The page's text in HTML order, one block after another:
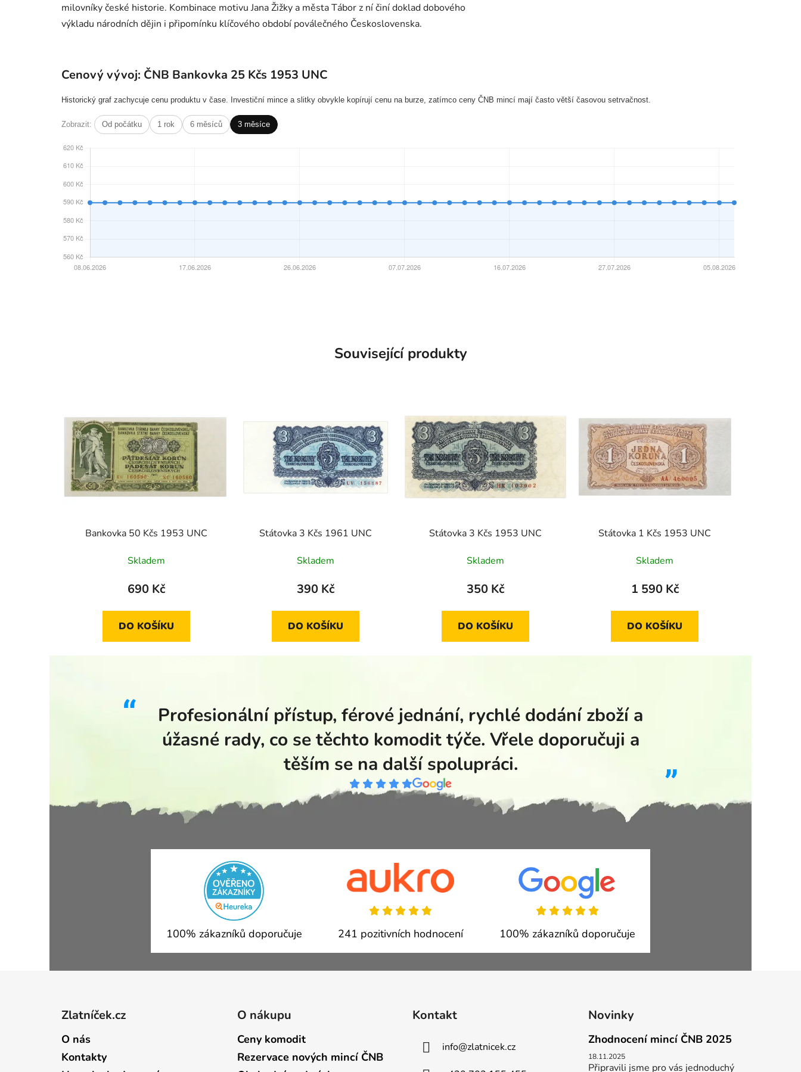
milovníky české historie. Kombinace motivu Jana Žižky a města Tábor z ní činí doklad dobového
výkladu národních dějin i připomínku klíčového období poválečného Československa.
Cenový vývoj: ČNB Bankovka 25 Kčs 1953 UNC
Historický graf zachycuje cenu produktu v čase. Investiční mince a slitky obvykle kopírují cenu na burze, zatímco ceny ČNB mincí mají často větší časovou setrvačnost.
Zobrazit: Od počátku 1 rok 6 měsíců 3 měsíce
Související produkty
Bankovka 50 Kčs 1953 UNC
Skladem
690 Kč
DO KOŠÍKU
Státovka 3 Kčs 1961 UNC
Skladem
390 Kč
DO KOŠÍKU
Státovka 3 Kčs 1953 UNC
Skladem
350 Kč
DO KOŠÍKU
Státovka 1 Kčs 1953 UNC
Skladem
1 590 Kč
DO KOŠÍKU
Profesionální přístup, férové jednání, rychlé dodání zboží a
úžasné rady, co se těchto komodit týče. Vřele doporučuji a
těším se na další spolupráci.
100% zákazníků doporučuje 241 pozitivních hodnocení 100% zákazníků doporučuje
Zlatníček.cz
O nás
Kontakty
O nákupu
Ceny komodit
Rezervace nových mincí ČNB
Kontakt
info@zlatnicek.cz
Novinky
Zhodnocení mincí ČNB 2025
18.11.2025
Připravili jsme pro vás jednoduchý